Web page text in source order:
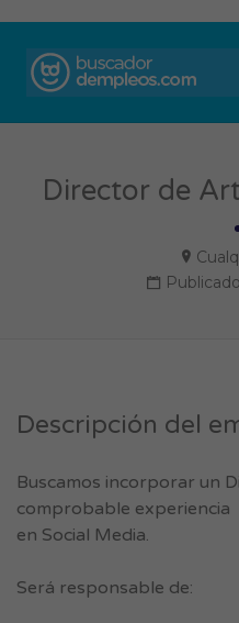
Director de
Descripción del
Buscamos incorporar un
comprobable experiencia
en Social Media.
Será responsable de: